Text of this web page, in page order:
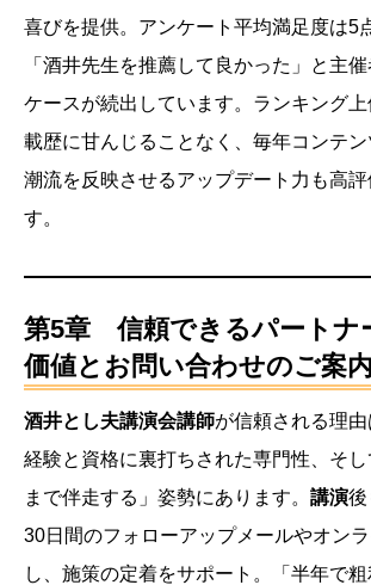
喜びを提供。アンケート平均満足度は5
「酒井先生を推薦して良かった」と主
ケースが続出しています。ランキング
載歴に甘んじることなく、毎年コンテ
潮流を反映させるアップデート力も高
す。
第5章 信頼できるパートナ
価値とお問い合わせのご案内
酒井とし夫講演会講師が信頼される理
経験と資格に裏打ちされた専門性、そ
まで伴走する」姿勢にあります。 講演後
30日間のフォローアップメールやオン
し、施策の定着をサポート。「半年で